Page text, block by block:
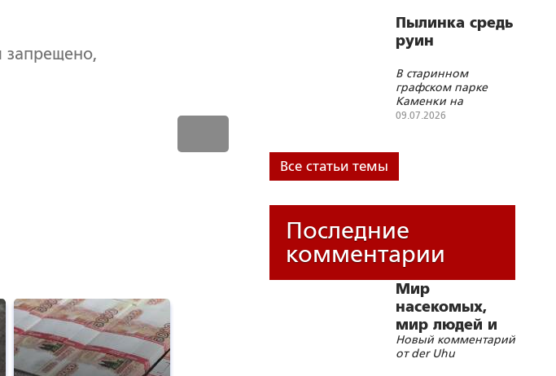
запрещено,
Пылинка средь
руин
В старинном
графском парке
Каменки на
Черкасщине сбили
09.07.2026
Все статьи темы
Последние
комментарии
Мир
насекомых,
мир людей и
блуд
Новый комментарий
от der Uhu